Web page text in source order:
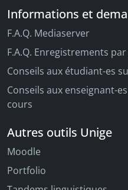
Informations et
F.A.Q. Mediaserver
F.A.Q. Enregistrements
Conseils aux étudiant-es
Conseils aux enseignant-
cours
Autres outils Unige
Moodle
Portfolio